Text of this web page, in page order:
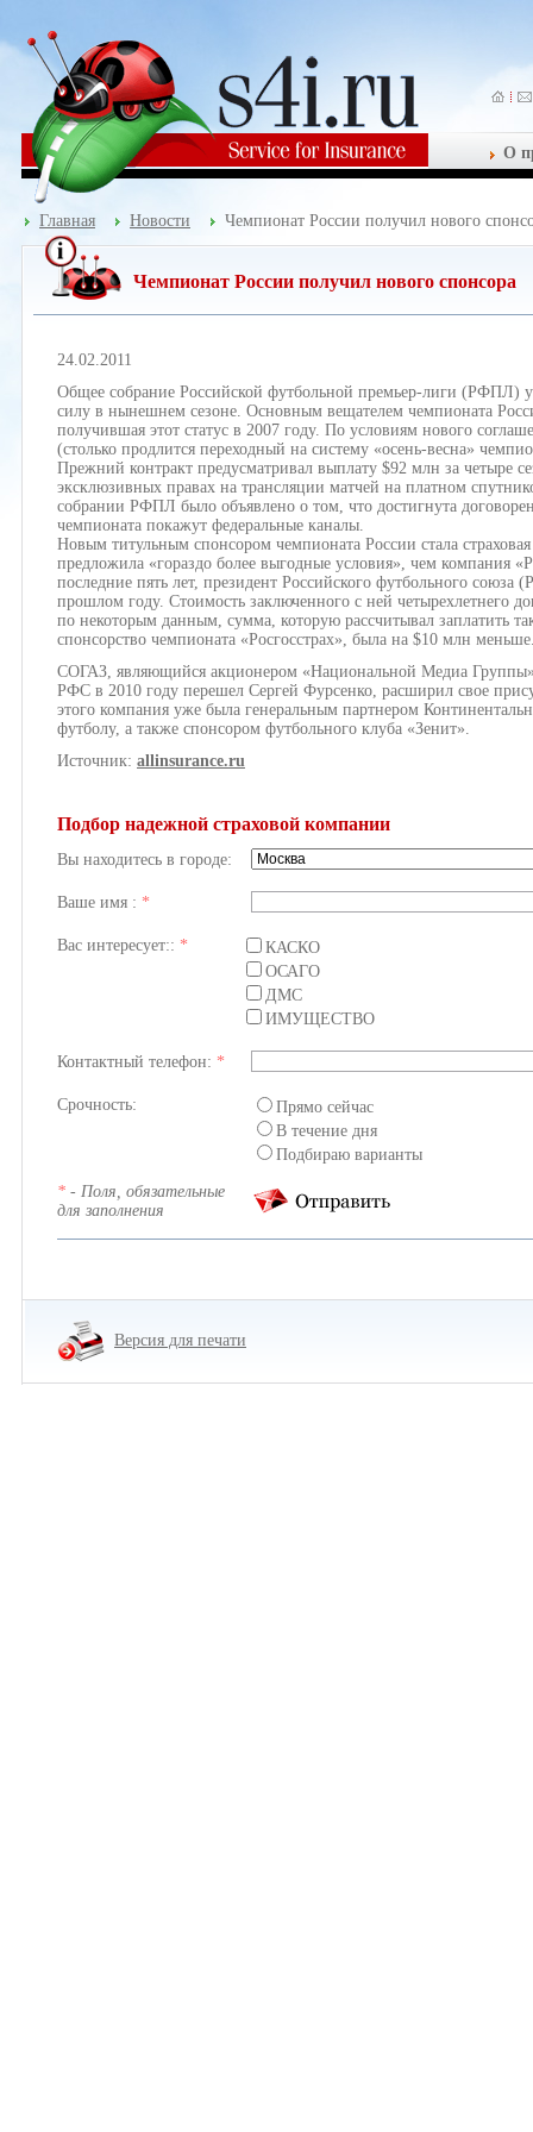
О
Главная Новости Чемпионат России получил нового
Чемпионат России получил нового спонсора
24.02.2011
Общее собрание Российской футбольной премьер-лиги (РФПЛ)
силу в нынешнем сезоне. Основным вещателем чемпионата
получившая этот статус в 2007 году. По условиям нового
(столько продлится переходный на систему «осень-весна»
Прежний контракт предусматривал выплату $92 млн за четыре
эксклюзивных правах на трансляции матчей на платном
собрании РФПЛ было объявлено о том, что достигнута
чемпионата покажут федеральные каналы.
Новым титульным спонсором чемпионата России стала
предложила «гораздо более выгодные условия», чем компания
последние пять лет, президент Российского футбольного
прошлом году. Стоимость заключенного с ней четырехлетнего
по некоторым данным, сумма, которую рассчитывал заплатить
спонсорство чемпионата «Росгосстрах», была на $10 млн
СОГАЗ, являющийся акционером «Национальной Медиа Группы»,
РФС в 2010 году перешел Сергей Фурсенко, расширил свое
этого компания уже была генеральным партнером
футболу, а также спонсором футбольного клуба «Зенит».
Источник: allinsurance.ru
Подбор надежной страховой компании
Вы находитесь в городе:
Ваше имя : *
Вас интересует:: *
КАСКО
ОСАГО
ДМС
ИМУЩЕСТВО
Контактный телефон: *
Срочность:
Прямо сейчас
В течение дня
Подбираю варианты
* - Поля, обязательные
для заполнения
Версия для печати